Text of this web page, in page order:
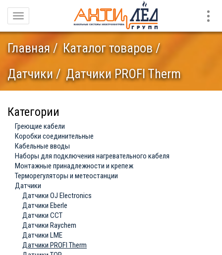
Навигация
Главная
Каталог товаров
Датчики
Датчики PROFI Therm
Категории
Греющие кабели
Коробки соединительные
Кабельные вводы
Наборы для подключения нагревательного кабеля
Монтажные принадлежности и крепеж
Терморегуляторы и метеостанции
Датчики
Датчики OJ Electronics
Датчики Eberle
Датчики ССТ
Датчики Raychem
Датчики LME
Датчики PROFI Therm